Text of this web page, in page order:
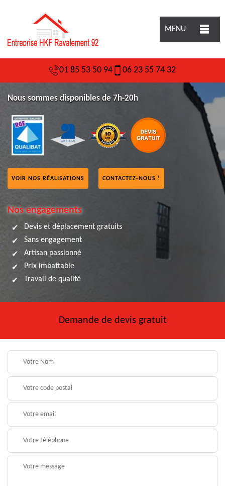
MENU
01 85 53 50 94 06 23 55 74 32
Nous sommes disponibles de 7h-20h
VOIR NOS RÉALISATIONS CONTACTEZ-NOUS !
Nos engagements
Devis et déplacement gratuits
Sans engagement
Artisan passionné
Prix imbattable
Travail de qualité
Demande de devis gratuit